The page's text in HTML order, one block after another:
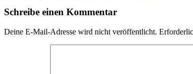
Schreibe einen Kommentar
Deine E-Mail-Adresse wird nicht veröffentlicht.